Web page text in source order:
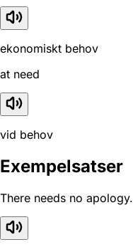
ekonomiskt behov
at need
vid behov
Exempelsatser
There needs no apology.